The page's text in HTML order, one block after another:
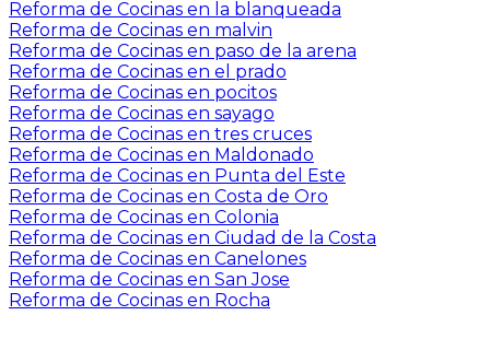
Reforma de Cocinas en la blanqueada
Reforma de Cocinas en malvin
Reforma de Cocinas en paso de la arena
Reforma de Cocinas en el prado
Reforma de Cocinas en pocitos
Reforma de Cocinas en sayago
Reforma de Cocinas en tres cruces
Reforma de Cocinas en Maldonado
Reforma de Cocinas en Punta del Este
Reforma de Cocinas en Costa de Oro
Reforma de Cocinas en Colonia
Reforma de Cocinas en Ciudad de la Costa
Reforma de Cocinas en Canelones
Reforma de Cocinas en San Jose
Reforma de Cocinas en Rocha